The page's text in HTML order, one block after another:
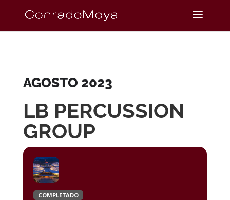
AGOSTO 2023
LB PERCUSSION
GROUP
COMPLETADO